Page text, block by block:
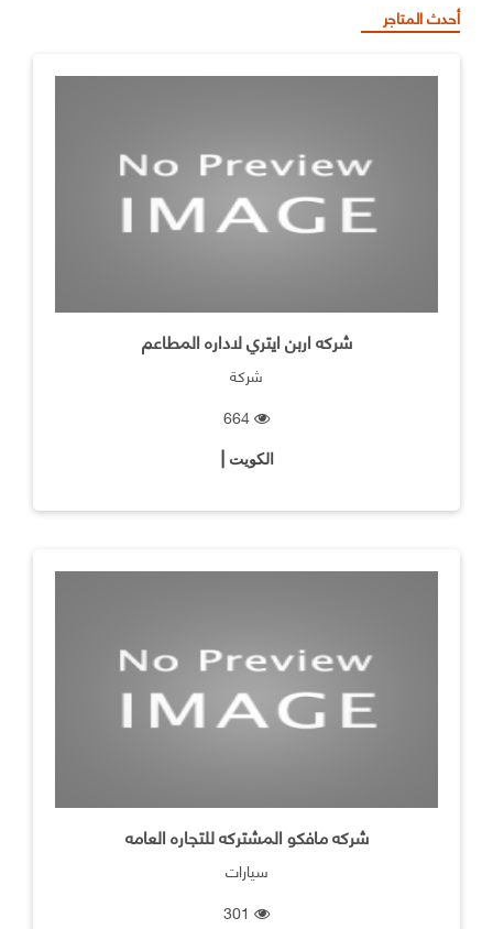
أحدث المتاجر
شركه اربن ايتري لاداره المطاعم
شركة
الكويت |
شركه مافكو المشتركه للتجاره العامه
سيارات